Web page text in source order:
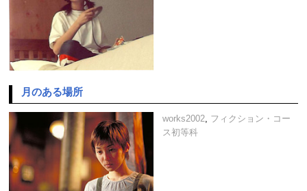
月のある場所
works2002, フィクション・コー
ス初等科